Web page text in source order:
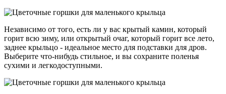
Независимо от того, есть ли у вас крытый камин, который
горит всю зиму, или открытый очаг, который горит все лето,
заднее крыльцо - идеальное место для подставки для дров.
Выберите что-нибудь стильное, и вы сохраните поленья
сухими и легкодоступными.